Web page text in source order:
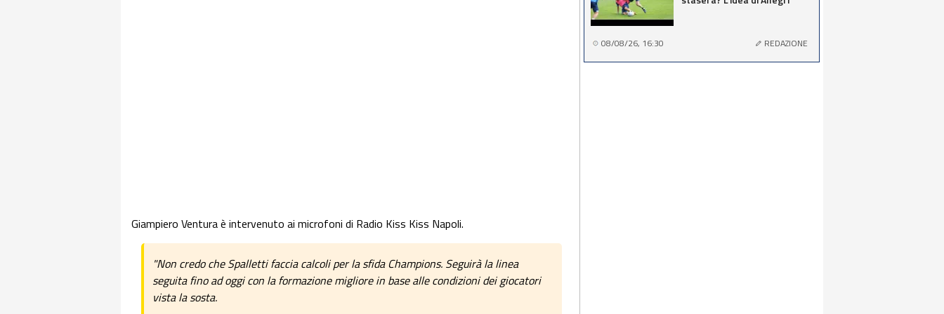
Giampiero Ventura è intervenuto ai microfoni di Radio Kiss Kiss Napoli.
"Non credo che Spalletti faccia calcoli per la sfida Champions. Seguirà la linea
seguita fino ad oggi con la formazione migliore in base alle condizioni dei giocatori
vista la sosta.
08/08/26, 16:30 REDAZIONE